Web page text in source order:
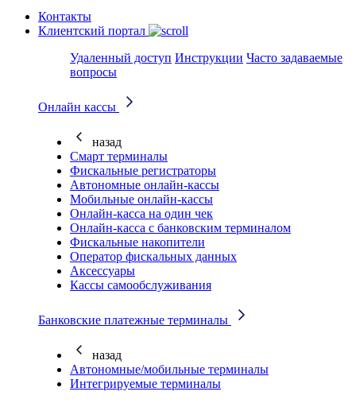
Контакты
Клиентский портал
Удаленный доступ Инструкции Часто задаваемые
вопросы
Онлайн кассы
назад
Смарт терминалы
Фискальные регистраторы
Автономные онлайн-кассы
Мобильные онлайн-кассы
Онлайн-касса на один чек
Онлайн-касса с банковским терминалом
Фискальные накопители
Оператор фискальных данных
Аксессуары
Кассы самообслуживания
Банковские платежные терминалы
назад
Автономные/мобильные терминалы
Интегрируемые терминалы